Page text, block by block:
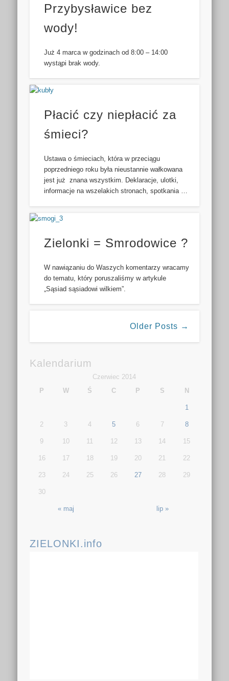
Przybysławice bez
wody!
Już 4 marca w godzinach od 8:00 – 14:00
wystąpi brak wody.
Płacić czy niepłacić za
śmieci?
Ustawa o śmieciach, która w przeciągu
poprzedniego roku była nieustannie wałkowana
jest już znana wszystkim. Deklaracje, ulotki,
informacje na wszelakich stronach, spotkania …
Zielonki = Smrodowice ?
W nawiązaniu do Waszych komentarzy wracamy
do tematu, który poruszaliśmy w artykule
„Sąsiad sąsiadowi wilkiem”.
Older Posts →
Kalendarium
Czerwiec 2014
P
W Ś C P S N
« maj lip »
1
2 3 4 5 6 7 8
9 10 11 12 13 14 15
16 17 18 19 20 21 22
23 24 25 26 27 28 29
30
ZIELONKI.info